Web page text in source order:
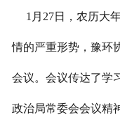
1月27日，农历大
情的严重形势，豫环
会议。会议传达了学
政治局常委会会议精